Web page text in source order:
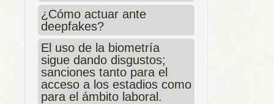
¿Cómo actuar ante
deepfakes?
El uso de la biometría
sigue dando disgustos;
sanciones tanto para el
acceso a los estadios como
para el ámbito laboral.